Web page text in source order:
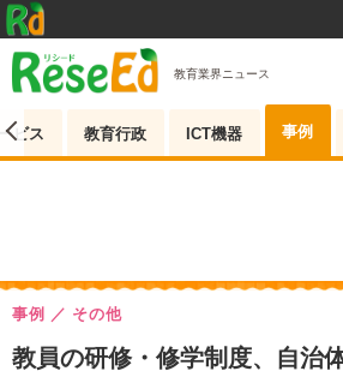
教育業界ニュース
ビス 教育行政 ICT機器 事例
教員の研修・修学制度、自治
事例 その他